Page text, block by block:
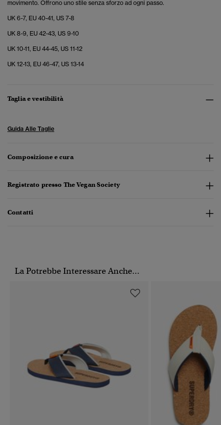
movimento. Offrono uno stile senza sforzo ad ogni passo.
UK 6-7, EU 40-41, US 7-8
UK 8-9, EU 42-43, US 9-10
UK 10-11, EU 44-45, US 11-12
UK 12-13, EU 46-47, US 13-14
Taglia e vestibilità
Guida Alle Taglie
Composizione e cura
Registrato presso The Vegan Society
Contatti
La Potrebbe Interessare Anche...